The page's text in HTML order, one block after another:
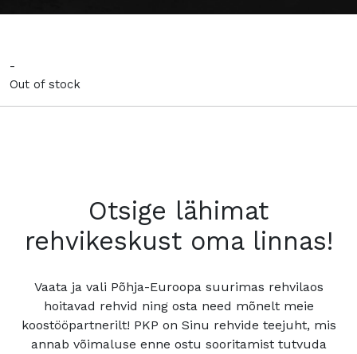
-
Out of stock
Otsige lähimat
rehvikeskust oma linnas!
Vaata ja vali Põhja-Euroopa suurimas rehvilaos
hoitavad rehvid ning osta need mõnelt meie
koostööpartnerilt! PKP on Sinu rehvide teejuht, mis
annab võimaluse enne ostu sooritamist tutvuda